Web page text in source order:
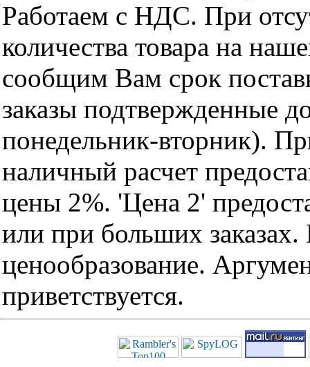
Работаем с НДС. При
количества товара на
сообщим Вам срок
заказы подтвержденные
понедельник-вторник).
наличный расчет
цены 2%. 'Цена 2'
или при больших
ценообразование.
приветствуется.